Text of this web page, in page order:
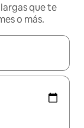
que te
o más.
navegar